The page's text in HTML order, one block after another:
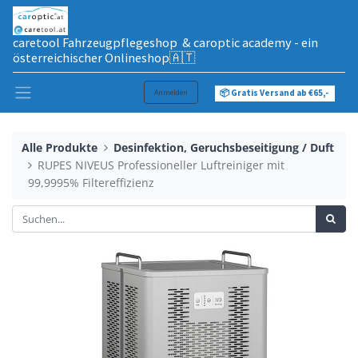
caretool Fahrzeugpflegeshop & caroptic academy - ein
österreichischer Onlineshop🇦🇹
Anmelden 📦 Gratis Versand ab €65,-
Alle Produkte
Desinfektion, Geruchsbeseitigung / Duft
RUPES NIVEUS Professioneller Luftreiniger mit
99,9995% Filtereffizienz